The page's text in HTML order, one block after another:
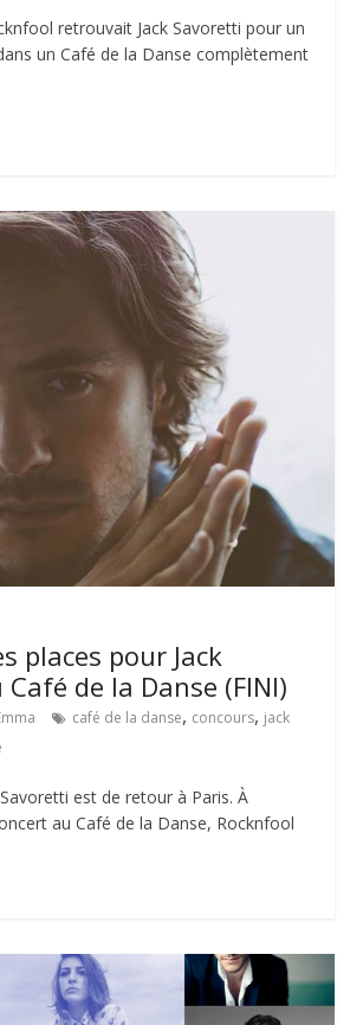
retrouvait Jack Savoretti pour un
un Café de la Danse complètement
places pour Jack
de la Danse (FINI)
café de la danse, concours, jack
Savoretti est de retour à Paris. À
au Café de la Danse, Rocknfool